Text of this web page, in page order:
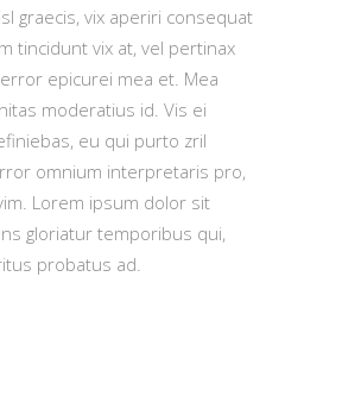
graecis, vix aperiri consequat
tincidunt vix at, vel pertinax
epicurei mea et. Mea
moderatius id. Vis ei
eu qui purto zril
omnium interpretaris pro,
Lorem ipsum dolor sit
gloriatur temporibus qui,
probatus ad.